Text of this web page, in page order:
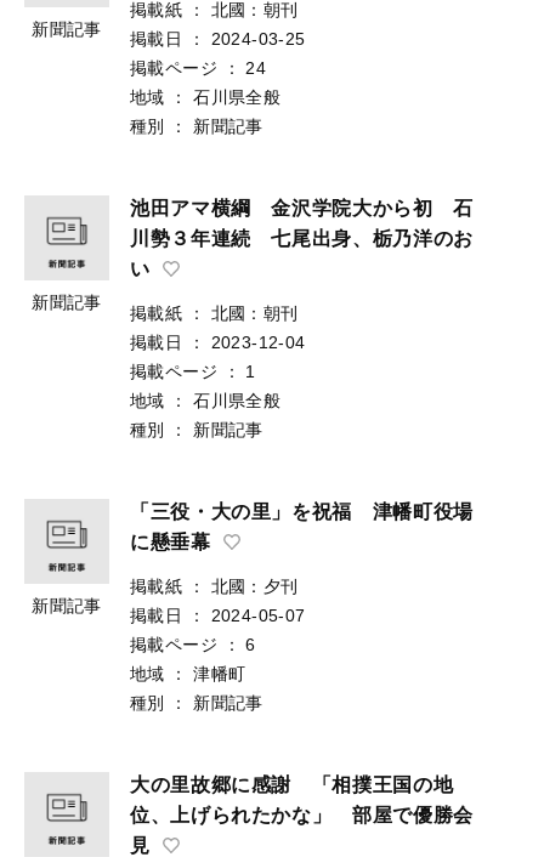
新聞記事
掲載紙 ：
北國：朝刊
掲載日
：
2024-03-25
掲載ページ
：
24
地域
：
石川県全般
種別
： 新聞記事
新聞記事
池田アマ横綱 金沢学院大から初 石
川勢３年連続 七尾出身、栃乃洋のお
い
掲載紙 ：
北國：朝刊
掲載日
：
2023-12-04
掲載ページ
：
1
地域
：
石川県全般
種別
： 新聞記事
新聞記事
「三役・大の里」を祝福 津幡町役場
に懸垂幕
掲載紙 ：
北國：夕刊
掲載日
：
2024-05-07
掲載ページ
：
6
地域
：
津幡町
種別
： 新聞記事
大の里故郷に感謝 「相撲王国の地
位、上げられたかな」 部屋で優勝会
見